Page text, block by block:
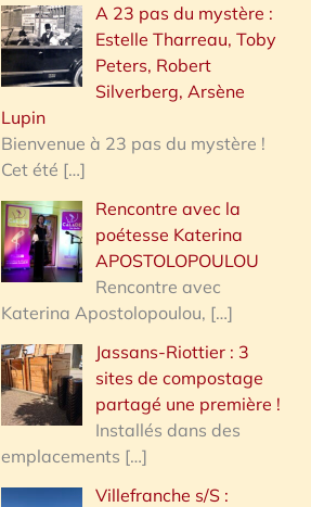
A 23 pas du mystère :
Estelle Tharreau, Toby
Peters, Robert
Silverberg, Arsène
Lupin
Bienvenue à 23 pas du mystère !
Cet été […]
Rencontre avec la
poétesse Katerina
APOSTOLOPOULOU
Rencontre avec
Katerina Apostolopoulou, […]
Jassans-Riottier : 3
sites de compostage
partagé une première !
Installés dans des
emplacements […]
Villefranche s/S :